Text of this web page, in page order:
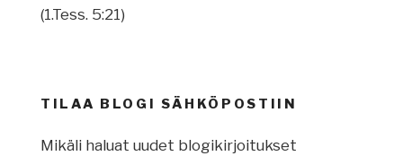
(1.Tess. 5:21)
TILAA BLOGI SÄHKÖPOSTIIN
Mikäli haluat uudet blogikirjoitukset